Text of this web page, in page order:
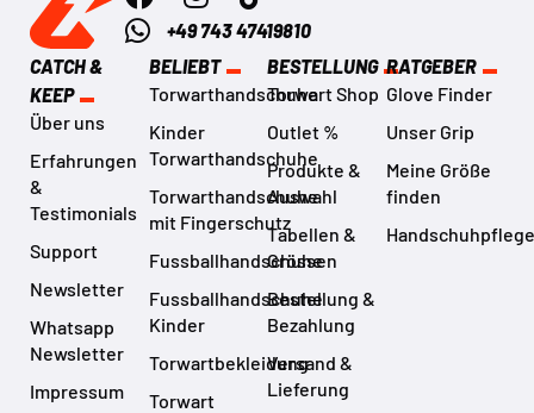
+49 743 47419810
CATCH &
KEEP
Über uns
Erfahrungen
&
Testimonials
Support
Newsletter
Whatsapp
Newsletter
Impressum
BELIEBT
Torwarthandschuhe
Kinder
Torwarthandschuhe
Torwarthandschuhe
mit Fingerschutz
Fussballhandschuhe
Fussballhandschuhe
Kinder
Torwartbekleidung
Torwart
BESTELLUNG
Torwart Shop
Outlet %
Produkte &
Auswahl
Tabellen &
Grössen
Bestellung &
Bezahlung
Versand &
Lieferung
RATGEBER
Glove Finder
Unser Grip
Meine Größe
finden
Handschuhpflege